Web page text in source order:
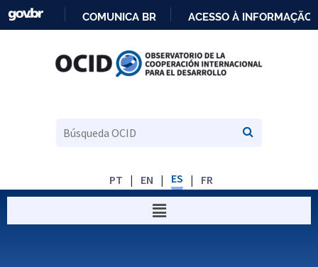
PARA
COMUNICA BR ACESSO À INFORMAÇÃO
PT EN ES FR